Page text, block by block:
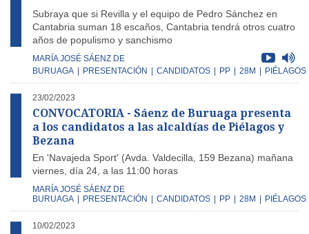
Subraya que si Revilla y el equipo de Pedro Sánchez en
Cantabria suman 18 escaños, Cantabria tendrá otros cuatro
años de populismo y sanchismo
MARÍA JOSÉ SÁENZ DE
BURUAGA
PRESENTACIÓN CANDIDATOS PP 28M PIÉLAGOS
23/02/2023
CONVOCATORIA - Sáenz de Buruaga presenta
a los candidatos a las alcaldías de Piélagos y
Bezana
En 'Navajeda Sport' (Avda. Valdecilla, 159 Bezana) mañana
viernes, día 24, a las 11:00 horas
MARÍA JOSÉ SÁENZ DE
BURUAGA
PRESENTACIÓN CANDIDATOS PP 28M PIÉLAGOS
10/02/2023